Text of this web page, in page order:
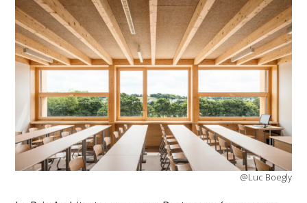
@Luc Boegly